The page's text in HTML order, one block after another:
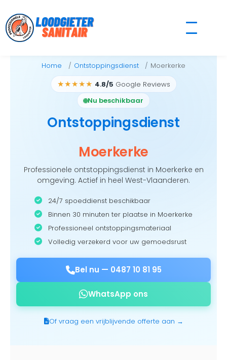
to
content
Home Ontstoppingsdienst Moerkerke
★★★★★ 4.8/5 Google Reviews
Nu beschikbaar
Ontstoppingsdienst
Moerkerke
Professionele ontstoppingsdienst in Moerkerke en
omgeving. Actief in heel West-Vlaanderen.
24/7 spoeddienst beschikbaar
Binnen 30 minuten ter plaatse in Moerkerke
Professioneel ontstoppingsmateriaal
Volledig verzekerd voor uw gemoedsrust
Bel nu — 0487 10 81 95
WhatsApp ons
Of vraag een vrijblijvende offerte aan →